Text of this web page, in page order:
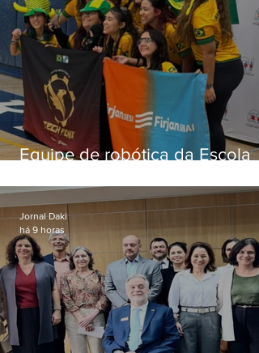
Equipe de robótica da Escola
prêmio internacional nos EUA
Jornal Daki
há 9 horas